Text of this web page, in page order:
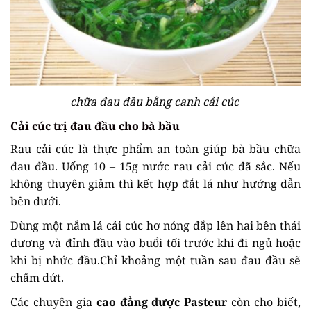
chữa đau đầu bằng canh cải cúc
Cải cúc trị đau đầu cho bà bầu
Rau cải cúc là thực phẩm an toàn giúp bà bầu chữa
đau đầu. Uống 10 – 15g nước rau cải cúc đã sắc. Nếu
không thuyên giảm thì kết hợp đắt lá như hướng dẫn
bên dưới.
Dùng một nắm lá cải cúc hơ nóng đắp lên hai bên thái
dương và đỉnh đầu vào buổi tối trước khi đi ngủ hoặc
khi bị nhức đầu.Chỉ khoảng một tuần sau đau đầu sẽ
chấm dứt.
Các chuyên gia cao đẳng dược Pasteur còn cho biết,